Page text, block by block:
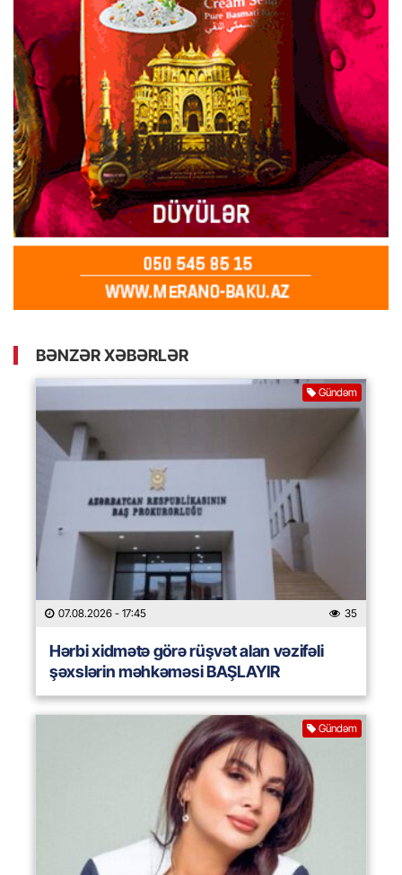
BƏNZƏR XƏBƏRLƏR
Gündəm
07.08.2026 - 17:45 35
Hərbi xidmətə görə rüşvət alan vəzifəli
şəxslərin məhkəməsi BAŞLAYIR
Gündəm